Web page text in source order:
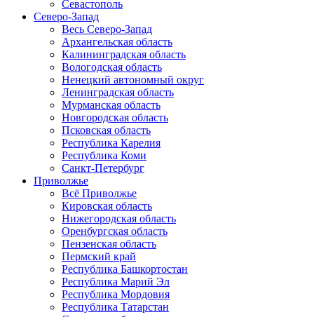
Севастополь
Северо-Запад
Весь Северо-Запад
Архангельская область
Калининградская область
Вологодская область
Ненецкий автономный округ
Ленинградская область
Мурманская область
Новгородская область
Псковская область
Республика Карелия
Республика Коми
Санкт-Петербург
Приволжье
Всё Приволжье
Кировская область
Нижегородская область
Оренбургская область
Пензенская область
Пермский край
Республика Башкортостан
Республика Марий Эл
Республика Мордовия
Республика Татарстан